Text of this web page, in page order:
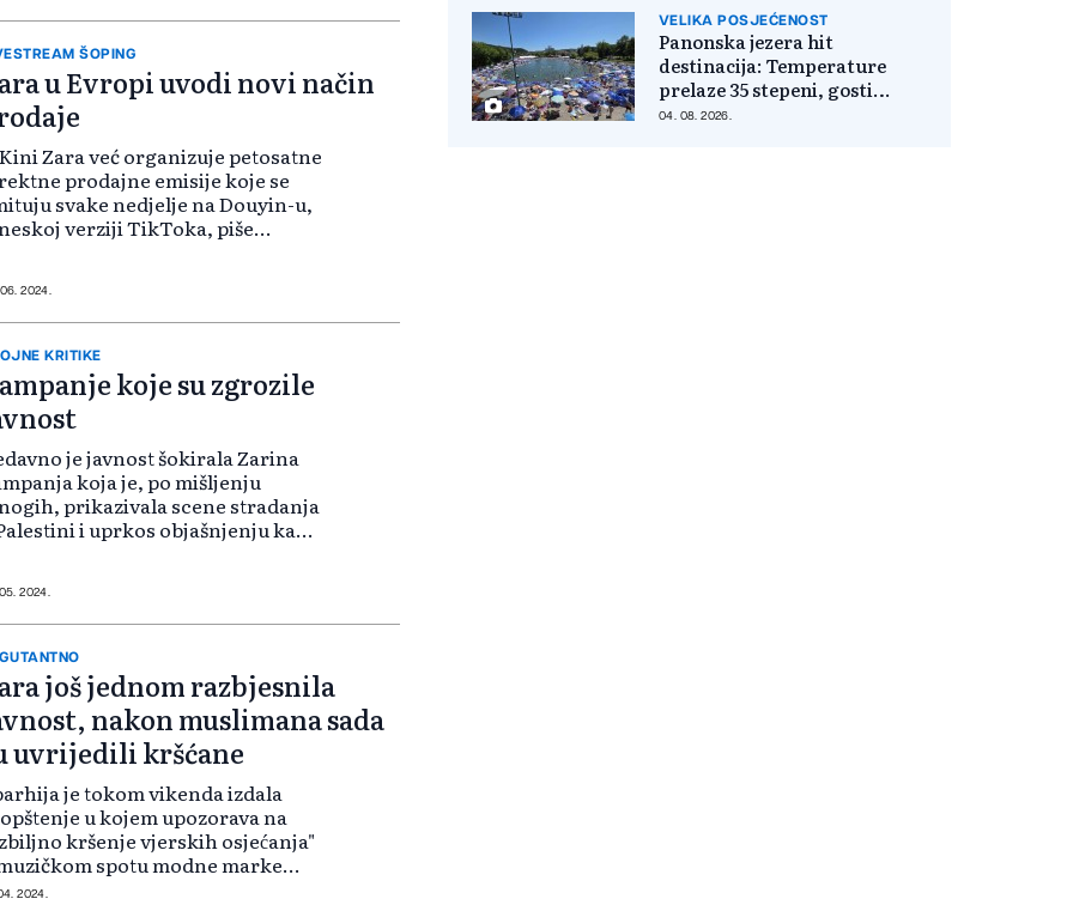
svijetu, a Zara trgovine su među
ŠOPING
u Evropi uvodi novi način
Zara već organizuje petosatne
prodajne emisije koje se
svake nedjelje na Douyin-u,
verziji TikToka, piše
otkako su pokrenute u
2024.
KRITIKE
koje su zgrozile
je javnost šokirala Zarina
koja je, po mišljenju
prikazivala scene stradanja
i uprkos objašnjenju kako
bio je popraćen niz...
2024.
još jednom razbjesnila
nakon muslimana sada
uvrijedili kršćane
je tokom vikenda izdala
u kojem upozorava na
kršenje vjerskih osjećanja"
spotu modne marke
prenosi KNA. Video prikazuje
2024.
VELIKA POSJEĆENOST
Panonska jezera hit
destinacija: Temperature
prelaze 35 stepeni, gosti
pristižu iz cijele regije
04. 08. 2026.